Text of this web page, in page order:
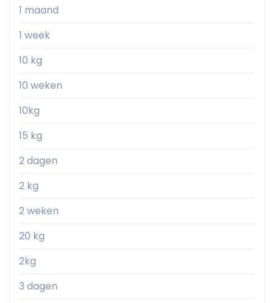
1 maand
1 week
10 kg
10 weken
10kg
15 kg
2 dagen
2 kg
2 weken
20 kg
2kg
3 dagen